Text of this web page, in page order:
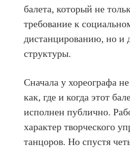
балета, который не
требование к
дистанцированию, но и
структуры.
Сначала у хореографа
как, где и когда этот
исполнен публично.
характер творческого
танцоров. Но спустя